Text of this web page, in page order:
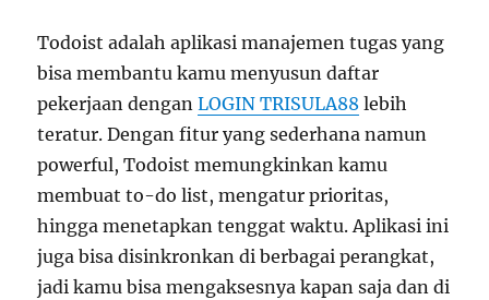
Todoist adalah aplikasi manajemen tugas yang
bisa membantu kamu menyusun daftar
pekerjaan denganLOGIN TRISULA88 lebih
teratur. Dengan fitur yang sederhana namun
powerful, Todoist memungkinkan kamu
membuat to-do list, mengatur prioritas,
hingga menetapkan tenggat waktu. Aplikasi ini
juga bisa disinkronkan di berbagai perangkat,
jadi kamu bisa mengaksesnya kapan saja dan di